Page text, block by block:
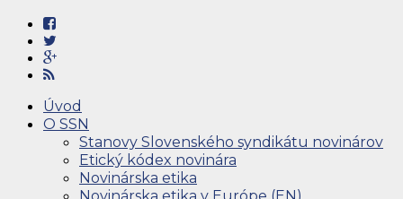
Úvod
O SSN
Stanovy Slovenského syndikátu novinárov
Etický kódex novinára
Novinárska etika